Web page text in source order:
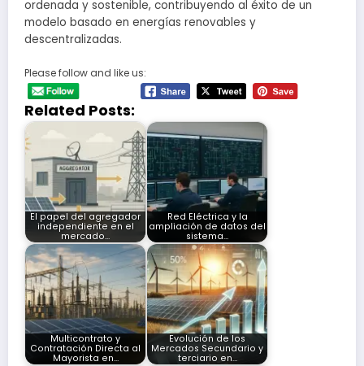
ordenada y sostenible, contribuyendo al éxito de un
modelo basado en energías renovables y
descentralizadas.
Please follow and like us:
Related Posts:
El papel del agregador
independiente en el
mercado…
Red Eléctrica y la
ampliación de datos del
sistema…
Multicontrato y
Contratación Directa al
Mayorista en…
Evolución de los
Mercados Secundario y
terciario en…